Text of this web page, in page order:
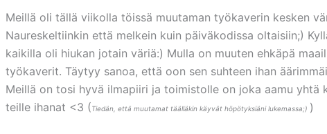
Meillä oli tällä viikolla töissä muutaman työkaverin kesken
Naureskeltiinkin että melkein kuin päiväkodissa oltaisiin;)
kaikilla oli hiukan jotain väriä:) Mulla on muuten ehkäpä
työkaverit. Täytyy sanoa, että oon sen suhteen ihan
Meillä on tosi hyvä ilmapiiri ja toimistolle on joka aamu yhtä
teille ihanat <3 (Tiedän, että muutamat täälläkin käyvät höpötyksiäni lukemassa;) )